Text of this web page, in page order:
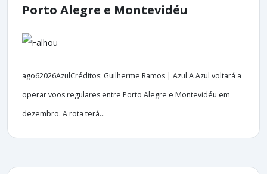
Porto Alegre e Montevidéu
ago62026AzulCréditos: Guilherme Ramos | Azul A Azul voltará a
operar voos regulares entre Porto Alegre e Montevidéu em
dezembro. A rota terá...